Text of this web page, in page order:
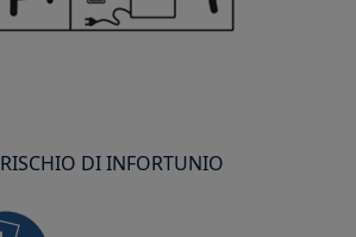
RISCHIO DI INFORTUNIO